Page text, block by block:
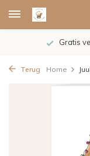
Gratis
Terug Home